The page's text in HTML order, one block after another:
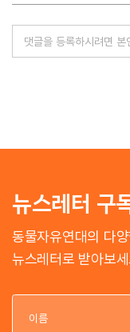
뉴스레터 구
동물자유연대의 다
뉴스레터로 받아보